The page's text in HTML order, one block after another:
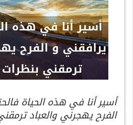
أسير أنا في هذه الحياة
الفرح يهجرني والعباد